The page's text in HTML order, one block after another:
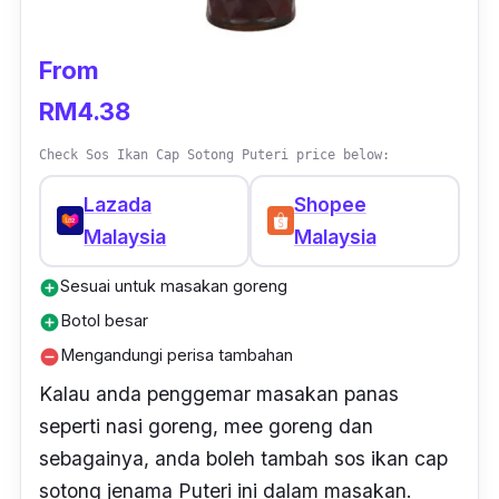
From
RM4.38
Check Sos Ikan Cap Sotong Puteri price below:
Lazada
Malaysia
Shopee
Malaysia
add_circleSesuai untuk masakan goreng
add_circleBotol besar
remove_circleMengandungi perisa tambahan
Kalau anda penggemar masakan panas
seperti nasi goreng, mee goreng dan
sebagainya, anda boleh tambah sos ikan cap
sotong jenama Puteri ini dalam masakan.